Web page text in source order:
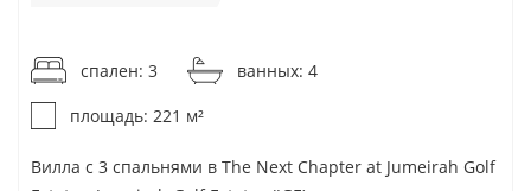
Titans
Developers
180 —
спален: 3
ванных: 4
площадь: 221 м²
Вилла с 3 спальнями в The Next Chapter at Jumeirah Golf